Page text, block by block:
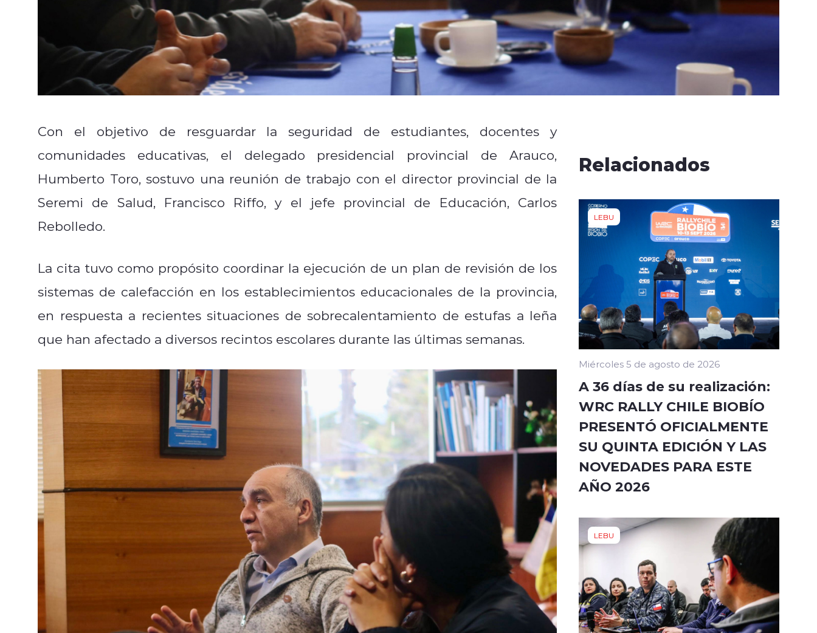
Con el objetivo de resguardar la seguridad de estudiantes, docentes y
comunidades educativas, el delegado presidencial provincial de Arauco,
Humberto Toro, sostuvo una reunión de trabajo con el director provincial de la
Seremi de Salud, Francisco Riffo, y el jefe provincial de Educación, Carlos
Rebolledo.
La cita tuvo como propósito coordinar la ejecución de un plan de revisión de los
sistemas de calefacción en los establecimientos educacionales de la provincia,
en respuesta a recientes situaciones de sobrecalentamiento de estufas a leña
que han afectado a diversos recintos escolares durante las últimas semanas.
Relacionados
LEBU
Miércoles 5 de agosto de 2026
A 36 días de su realización:
WRC RALLY CHILE BIOBÍO
PRESENTÓ OFICIALMENTE
SU QUINTA EDICIÓN Y LAS
NOVEDADES PARA ESTE
AÑO 2026
LEBU